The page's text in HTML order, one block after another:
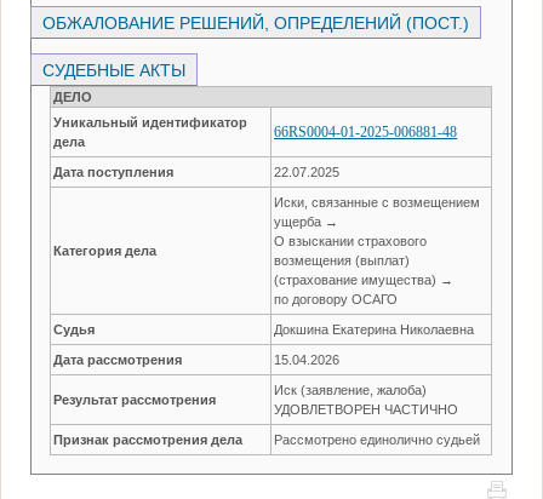
ОБЖАЛОВАНИЕ РЕШЕНИЙ, ОПРЕДЕЛЕНИЙ (ПОСТ.)
СУДЕБНЫЕ АКТЫ
ДЕЛО
Уникальный идентификатор
дела
66RS0004-01-2025-006881-48
Дата поступления 22.07.2025
Категория дела
Иски, связанные с возмещением
ущерба →
О взыскании страхового
возмещения (выплат)
(страхование имущества) →
по договору ОСАГО
Судья Докшина Екатерина Николаевна
Дата рассмотрения 15.04.2026
Результат рассмотрения
Иск (заявление, жалоба)
УДОВЛЕТВОРЕН ЧАСТИЧНО
Признак рассмотрения дела Рассмотрено единолично судьей